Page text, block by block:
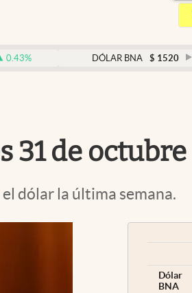
DÓLAR BNA $ 1520 0.00%
31 de octubre
dólar la última semana.
Dólar
BNA